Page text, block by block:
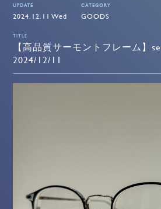
UPDATE
2024.12.11 Wed
CATEGORY
GOODS
TITLE
【高品質サーモントフレーム】
2024/12/11